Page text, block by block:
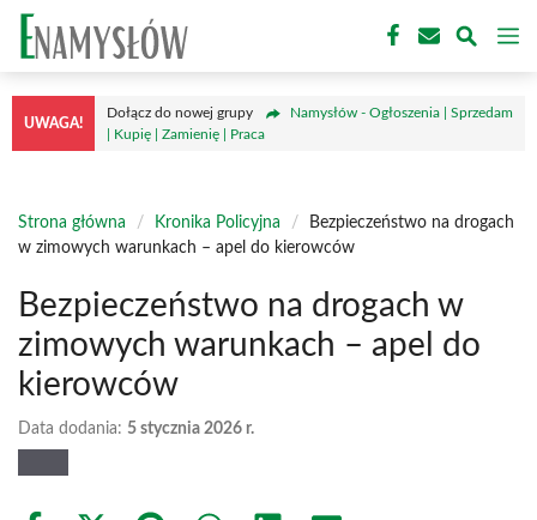
Przejdź
treści
UWAGA!
Dołącz do nowej grupy
Namysłów - Ogłoszenia | Sprzedam
| Kupię | Zamienię | Praca
Strona główna / Kronika Policyjna /
Bezpieczeństwo na drogach
w zimowych warunkach – apel do kierowców
Bezpieczeństwo na drogach w
zimowych warunkach – apel do
kierowców
Data dodania: 5 stycznia 2026 r.